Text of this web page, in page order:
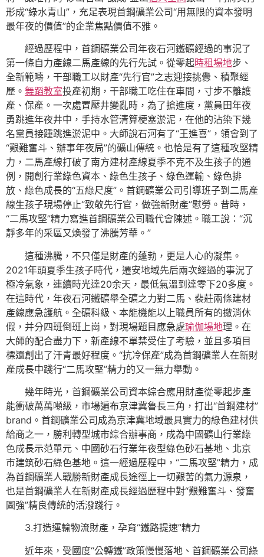
形成“綠水青山”，充足表現首鋼礦業公司“用無限的資本發明
最年夜的價值”的企業焦點價值不雅。
經過歷程中，首鋼礦業公司年夜石河鐵礦經過的事況了
第一條自力產線二馬產線的先行先試。從零起時租場地步、
全新範疇，干部職工以財產“先行官”之志迎接挑釁、積聚經
歷。 舞蹈教室投產初期，干部職工吃住在車間，寸步不離護
產、保產。一次處置壓井變亂時，為了搶進度，黨員田年夜
勇跳進年夜井中，手持水管清算梗塞淤泥，在他的沾染下幾
名黨員接踵跳進淤泥中。大師說石河有了“王進喜”，領會到了
“艱難奮斗、辦事年夜局”的礦山傳統。也恰是有了這種攻堅精
力，二馬產線打破了南方建材產線夏季不克不及生孩子的通
例，開創行業綠色資本、綠色生孩子、綠色運輸、綠色排
放、綠色成長的“五綠尺度”。首鋼礦業公司引導班子到二馬產
線生孩子現場停止“致敬先行官，做強新財產”慰勞。昔時，
“二馬攻堅”精力寫進首鋼礦業公司職代會陳述。職工說：“沉
靜多年的采區又煥發了沸騰芳華。”
這種沸騰，不只僅是財產的蓬勃，更是人心的凝集。
2021年頭夏季生孩子時代，遷安地域先后兩次經過的事況了
極冷氣象，連續時光達20余天，最低氣溫到達零下20多度。
在這時代，年夜石河鐵礦舉全礦之力對二馬、裴莊兩條建材
產線應急護航。全礦科級、本能機能以上職員所有的撤消休
假，并分四班倒班上崗，對現場題目應急處瑜伽場地理。在
大師的配合盡力下，新產線不單禁受住了考驗，並且多項目
標還創出了汗青最好程度。“抗冷保產”成為首鋼礦業人在新財
產成長中踐行“二馬攻堅”精力的又一無力舉動。
幾年時光，首鋼礦業公司資本綜合應用財產從零起步產
能衝破萬萬噸級，市場遍布京津冀魯長三角，打出“首鋼建材”
brand。首鋼礦業公司成為京津冀地域最具實力的綠色建材供
給商之一，勝利轉型城市綜合辦事商，成為中國礦山行業綠
色成長示范單元、中國砂石行業年夜型綠色砂石基地、北京
市建筑砂石綠色基地。這一經過歷程中，“二馬攻堅”精力，成
為首鋼礦業人戰勝新財產成長途徑上一切艱苦的氣力源泉，
也是首鋼礦業人在新財產成長經過歷程中對“艱難奮斗、發奮
圖強”精良傳統的活潑踐行。
3.打造運輸物流財產，孕育“鐵路提速”精力
近年來，受國度“公轉鐵”政策慢慢落地、首鋼礦業公司綠